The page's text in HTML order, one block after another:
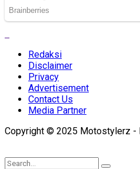
Redaksi
Disclaimer
Privacy
Advertisement
Contact Us
Media Partner
Copyright © 2025 Motostylerz -